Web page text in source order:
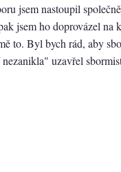
jsem nastoupil
jsem ho doprovázel na
to. Byl bych rád, aby
uzavřel